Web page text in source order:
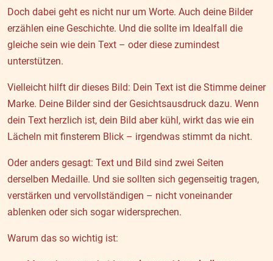
Doch dabei geht es nicht nur um Worte. Auch deine Bilder
erzählen eine Geschichte. Und die sollte im Idealfall die
gleiche sein wie dein Text – oder diese zumindest
unterstützen.
Vielleicht hilft dir dieses Bild: Dein Text ist die Stimme deiner
Marke. Deine Bilder sind der Gesichtsausdruck dazu. Wenn
dein Text herzlich ist, dein Bild aber kühl, wirkt das wie ein
Lächeln mit finsterem Blick – irgendwas stimmt da nicht.
Oder anders gesagt: Text und Bild sind zwei Seiten
derselben Medaille. Und sie sollten sich gegenseitig tragen,
verstärken und vervollständigen – nicht voneinander
ablenken oder sich sogar widersprechen.
Warum das so wichtig ist: